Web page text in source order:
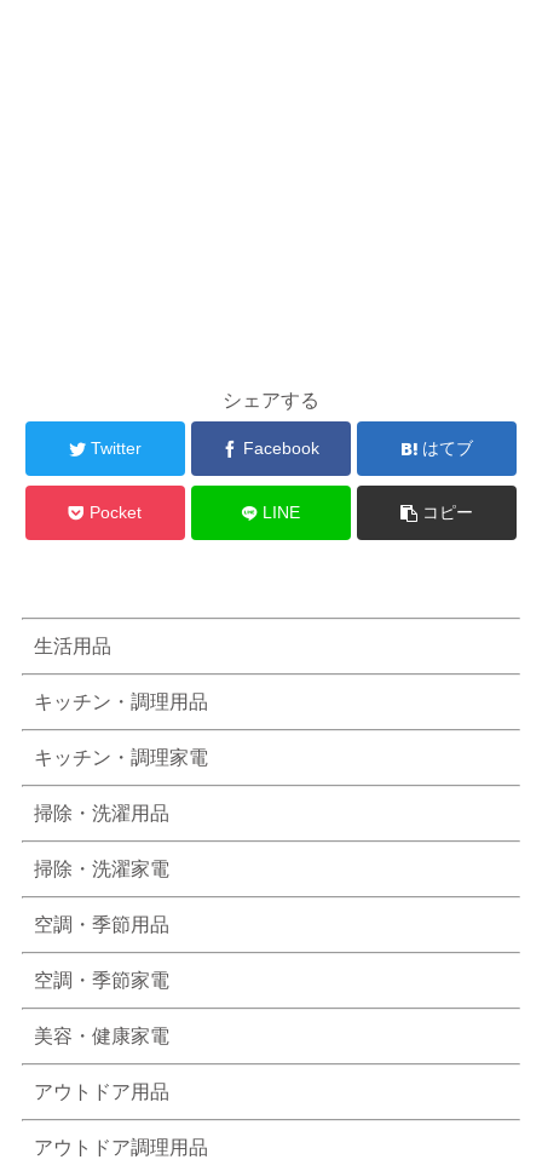
シェアする
Twitter Facebook はてブ
Pocket LINE コピー
生活用品
キッチン・調理用品
キッチン・調理家電
掃除・洗濯用品
掃除・洗濯家電
空調・季節用品
空調・季節家電
美容・健康家電
アウトドア用品
アウトドア調理用品